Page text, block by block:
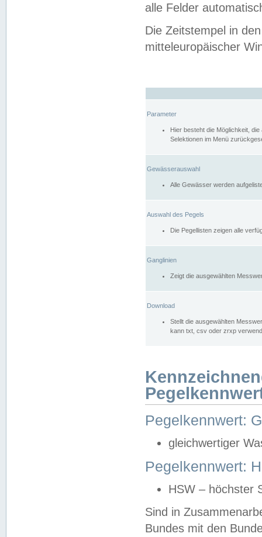
alle Felder
Die Zeitstempel in
mitteleuropäischer
Parameter
Hier besteht die Möglichkeit,
Selektionen im Menü
Gewässerauswahl
Alle Gewässer werden
Auswahl des Pegels
Die Pegellisten zeigen alle
Ganglinien
Zeigt die ausgewählten
Download
Stellt die ausgewählten
kann txt, csv oder zrxp
Pegelkennwert:
gleichwertiger
Pegelkennwert:
HSW – höchster
Sind in
Bundes mit den